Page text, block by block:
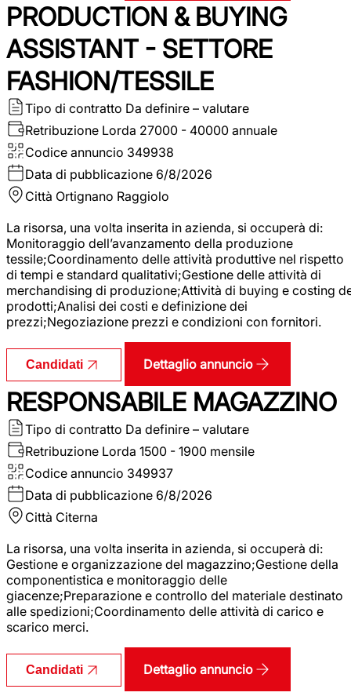
PRODUCTION & BUYING
ASSISTANT - SETTORE
FASHION/TESSILE
Tipo di contratto Da definire – valutare
Retribuzione Lorda 27000 - 40000 annuale
Codice annuncio 349938
Data di pubblicazione 6/8/2026
Città Ortignano Raggiolo
La risorsa, una volta inserita in azienda, si occuperà di:
Monitoraggio dell’avanzamento della produzione
tessile;Coordinamento delle attività produttive nel rispetto
di tempi e standard qualitativi;Gestione delle attività di
merchandising di produzione;Attività di buying e costing
prodotti;Analisi dei costi e definizione dei
prezzi;Negoziazione prezzi e condizioni con fornitori.
Candidati Dettaglio annuncio
RESPONSABILE MAGAZZINO
Tipo di contratto Da definire – valutare
Retribuzione Lorda 1500 - 1900 mensile
Codice annuncio 349937
Data di pubblicazione 6/8/2026
Città Citerna
La risorsa, una volta inserita in azienda, si occuperà di:
Gestione e organizzazione del magazzino;Gestione della
componentistica e monitoraggio delle
giacenze;Preparazione e controllo del materiale destinato
alle spedizioni;Coordinamento delle attività di carico e
scarico merci.
Candidati Dettaglio annuncio